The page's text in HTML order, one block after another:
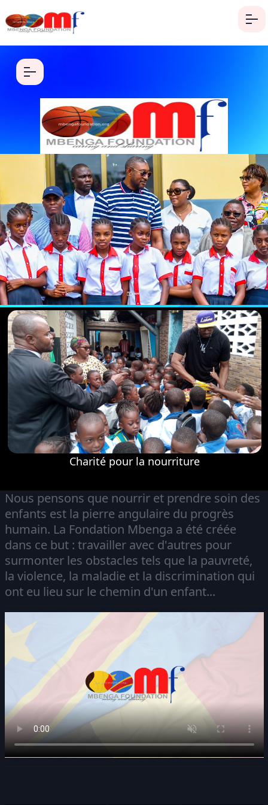
Charité pour la nourriture
Nous pensons que nourrir et prendre soin des
enfants est la pierre angulaire du progrès
humain. La Fondation Mbenga a été créée
dans ce but : travailler avec d'autres pour
surmonter les obstacles tels que la pauvreté,
la violence, la maladie et la discrimination qui
ont eu lieu sur le chemin d'un enfant...